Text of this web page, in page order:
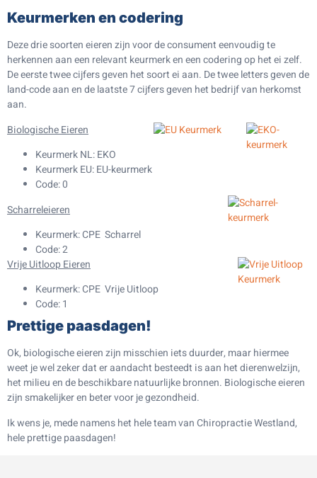
Keurmerken en codering
Deze drie soorten eieren zijn voor de consument eenvoudig te
herkennen aan een relevant keurmerk en een codering op het ei zelf.
De eerste twee cijfers geven het soort ei aan. De twee letters geven de
land-code aan en de laatste 7 cijfers geven het bedrijf van herkomst
aan.
Biologische Eieren
Keurmerk NL: EKO
Keurmerk EU: EU-keurmerk
Code: 0
Scharreleieren
Keurmerk: CPE Scharrel
Code: 2
Vrije Uitloop Eieren
Keurmerk: CPE Vrije Uitloop
Code: 1
Prettige paasdagen!
Ok, biologische eieren zijn misschien iets duurder, maar hiermee
weet je wel zeker dat er aandacht besteedt is aan het dierenwelzijn,
het milieu en de beschikbare natuurlijke bronnen. Biologische eieren
zijn smakelijker en beter voor je gezondheid.
Ik wens je, mede namens het hele team van Chiropractie Westland,
hele prettige paasdagen!